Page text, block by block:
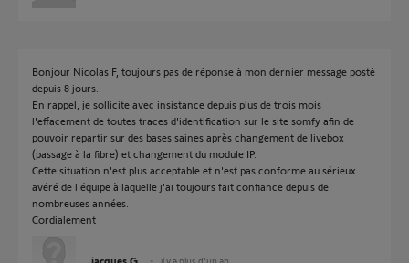
Bonjour Nicolas F, toujours pas de réponse à mon dernier message posté
depuis 8 jours.
En rappel, je sollicite avec insistance depuis plus de trois mois
l'effacement de toutes traces d'identification sur le site somfy afin de
pouvoir repartir sur des bases saines après changement de livebox
(passage à la fibre) et changement du module IP.
Cette situation n'est plus acceptable et n'est pas conforme au sérieux
avéré de l'équipe à laquelle j'ai toujours fait confiance depuis de
nombreuses années.
Cordialement
jacques G.